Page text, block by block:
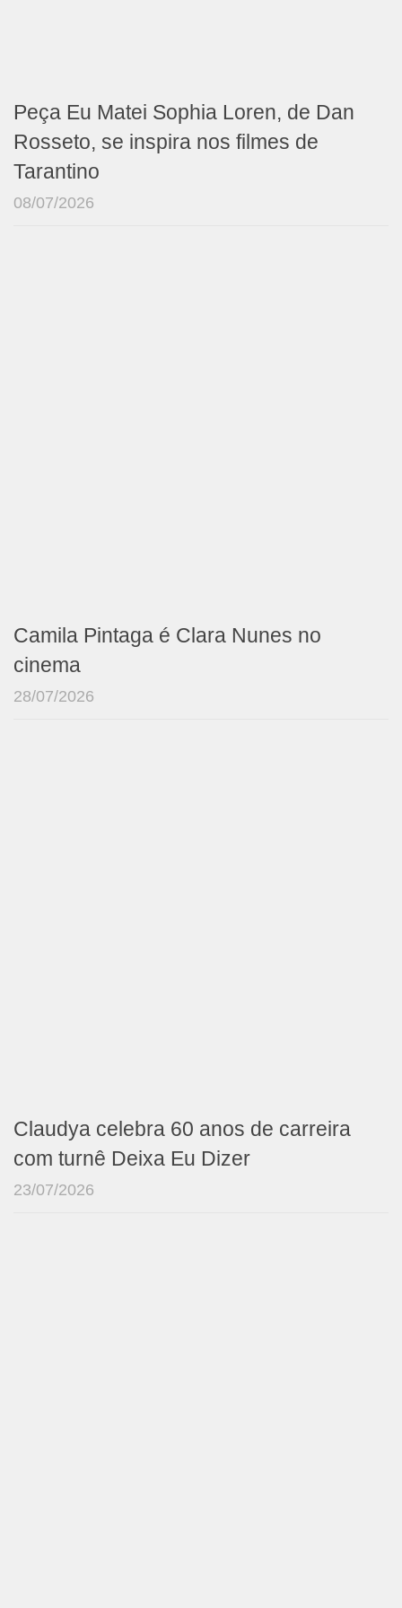
Peça Eu Matei Sophia Loren, de Dan
Rosseto, se inspira nos filmes de
Tarantino
08/07/2026
Camila Pintaga é Clara Nunes no
cinema
28/07/2026
Claudya celebra 60 anos de carreira
com turnê Deixa Eu Dizer
23/07/2026